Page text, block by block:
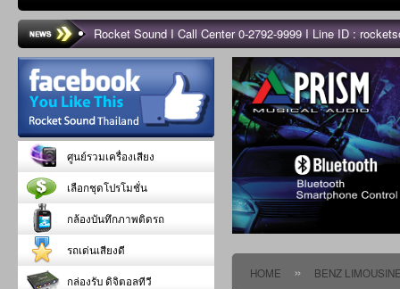
Rocket Sound I Call Center 0-2792-9999 I Line ID :
HOME » BENZ
ศูนย์รวมเครื่องเสียง
เลือกชุดโปรโมชั่น
กล้องบันทึกภาพติดรถ
รถเด่นเสียงดี
กล่องรับ ดิจิตอลทีวี